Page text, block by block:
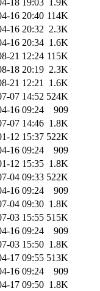
18 19:03 1.9K
16 20:40 114K
16 20:32 2.3K
16 20:34 1.6K
21 12:24 115K
18 20:19 2.3K
21 12:21 1.6K
07 14:52 524K
16 09:24
909
07 14:46 1.8K
12 15:37 522K
16 09:24
909
12 15:35 1.8K
04 09:33 522K
16 09:24
909
04 09:30 1.8K
03 15:55 515K
16 09:24
909
03 15:50 1.8K
17 09:55 513K
16 09:24
909
17 09:50 1.8K